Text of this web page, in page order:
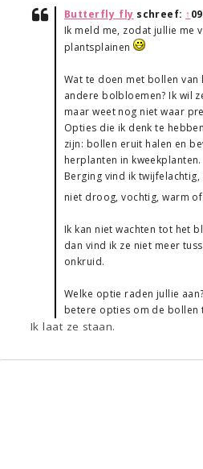
Butterfly_fly schreef: ↑
Ik meld me, zodat jullie me
plantsplainen
Wat te doen met bollen van
andere bolbloemen? Ik wil
maar weet nog niet waar
Opties die ik denk te
zijn: bollen eruit halen en
herplanten in kweekplanten.
Berging vind ik
niet droog, vochtig, warm
Ik kan niet wachten tot het
dan vind ik ze niet meer
onkruid.
Welke optie raden jullie
betere opties om de bollen
Ik laat ze staan.